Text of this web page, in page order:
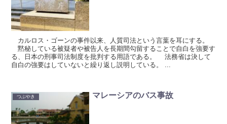
カルロス・ゴーンの事件以来、人質司法という言葉を耳にする。
黙秘している被疑者や被告人を長期間勾留することで自白を強要す
る、日本の刑事司法制度を批判する用語である。 法務省は決して
自白の強要はしていないと繰り返し説明している。 ...
つぶやき マレーシアのバス事故